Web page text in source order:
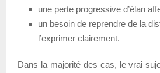
une perte progressive d’élan
un besoin de reprendre de la
l’exprimer clairement.
Dans la majorité des cas, le vrai